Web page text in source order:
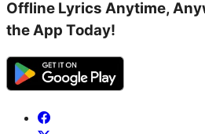
Offline Lyrics Anytime,
the App Today!